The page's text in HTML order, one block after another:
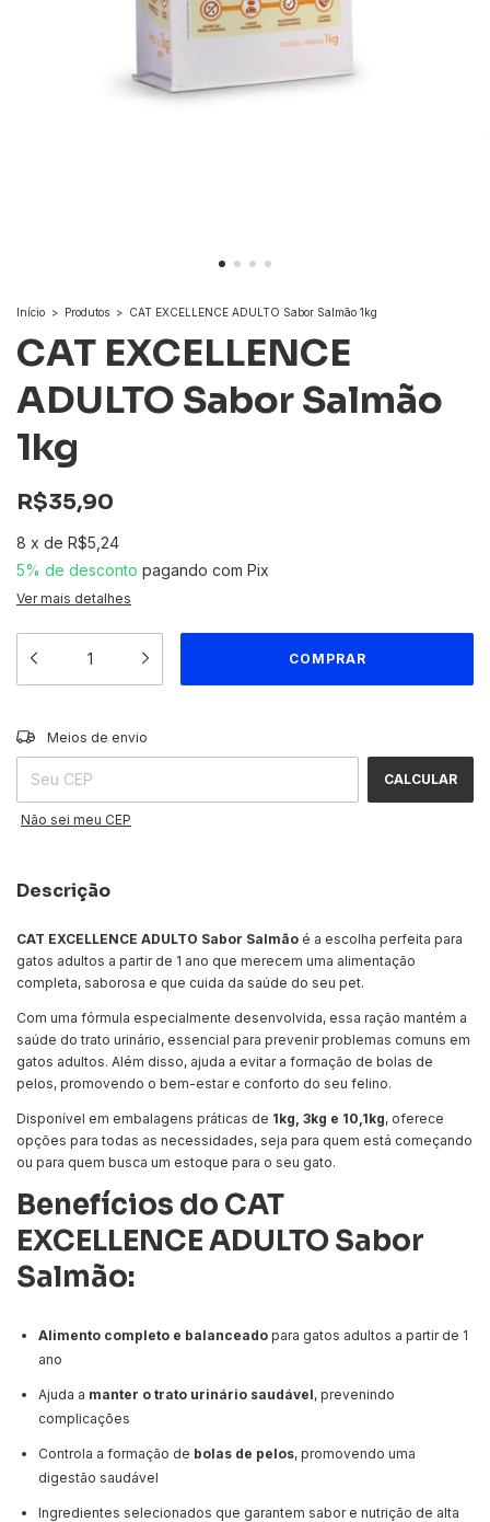
Início > Produtos > CAT EXCELLENCE ADULTO Sabor Salmão 1kg
CAT EXCELLENCE
ADULTO Sabor Salmão
1kg
R$35,90
8 x de R$5,24
5% de desconto pagando com Pix
Ver mais detalhes
Entregas para o CEP:
Meios de envio
CALCULAR
Não sei meu CEP
Descrição
CAT EXCELLENCE ADULTO Sabor Salmão é a escolha perfeita para
gatos adultos a partir de 1 ano que merecem uma alimentação
completa, saborosa e que cuida da saúde do seu pet.
Com uma fórmula especialmente desenvolvida, essa ração mantém a
saúde do trato urinário, essencial para prevenir problemas comuns em
gatos adultos. Além disso, ajuda a evitar a formação de bolas de
pelos, promovendo o bem-estar e conforto do seu felino.
Disponível em embalagens práticas de 1kg, 3kg e 10,1kg, oferece
opções para todas as necessidades, seja para quem está começando
ou para quem busca um estoque para o seu gato.
Benefícios do CAT
EXCELLENCE ADULTO Sabor
Salmão:
Alimento completo e balanceado para gatos adultos a partir de 1
ano
Ajuda a manter o trato urinário saudável, prevenindo
complicações
Controla a formação de bolas de pelos, promovendo uma
digestão saudável
Ingredientes selecionados que garantem sabor e nutrição de alta